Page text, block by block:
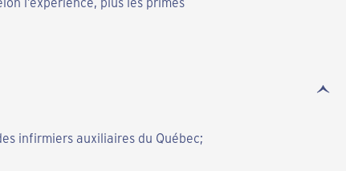
infirmiers auxiliaires du Québec;